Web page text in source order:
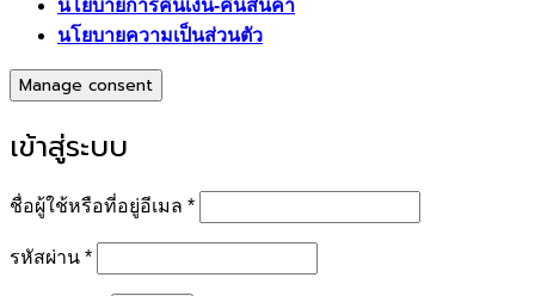
นโยบายการคืนเงิน-คืนสินค้า
นโยบายความเป็นส่วนตัว
Manage consent
เข้าสู่ระบบ
ชื่อผู้ใช้หรือที่อยู่อีเมล *ต้องการ
รหัสผ่าน *ต้องการ